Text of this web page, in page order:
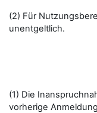
(2) Für
unentgeltlich.
(1) Die
vorherige